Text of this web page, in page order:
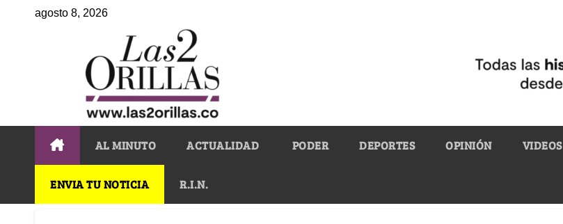
agosto 8, 2026
AL MINUTO ACTUALIDAD PODER DEPORTES OPINIÓN VIDEOS
ENVIA TU NOTICIA R.I.N.